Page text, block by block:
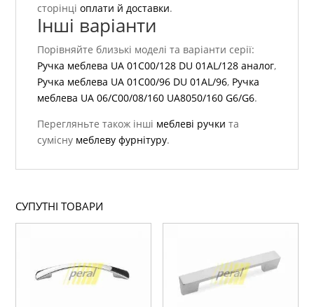
сторінціоплати й доставки.
Інші варіанти
Порівняйте близькі моделі та варіанти серії:
Ручка меблева UA 01С00/128 DU 01AL/128 аналог,
Ручка меблева UA 01С00/96 DU 01AL/96, Ручка
меблева UA 06/C00/08/160 UA8050/160 G6/G6.
Перегляньте також інші меблеві ручки та
сумісну меблеву фурнітуру.
СУПУТНІ ТОВАРИ